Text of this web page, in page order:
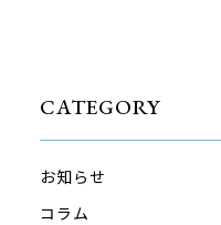
CATEGORY
お知らせ
コラム